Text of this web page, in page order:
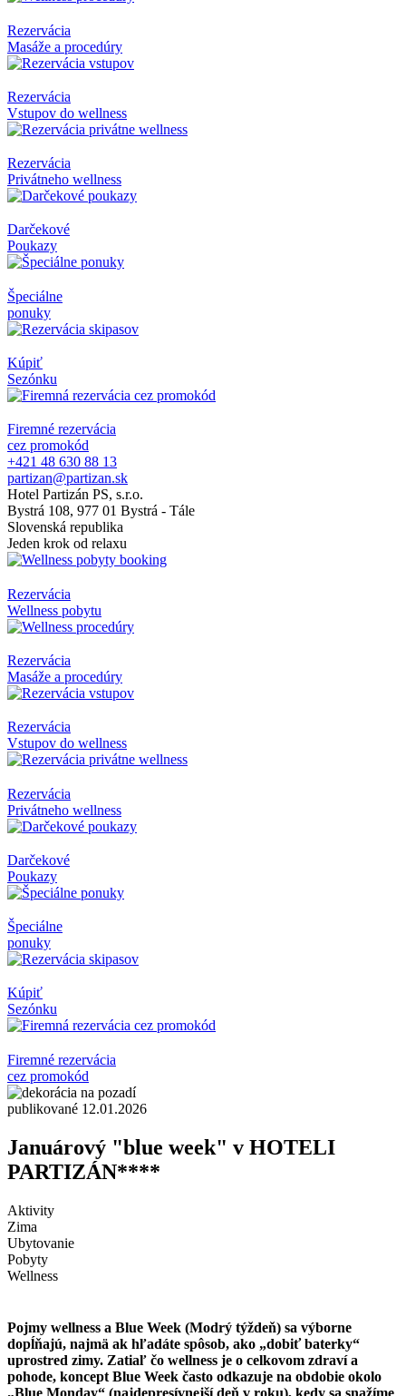
Rezervácia
Masáže a procedúry
Rezervácia
Vstupov do wellness
Rezervácia
Privátneho wellness
Darčekové
Poukazy
Špeciálne
ponuky
Kúpiť
Sezónku
Firemné rezervácia
cez promokód
+421 48 630 88 13
partizan@partizan.sk
Hotel Partizán PS, s.r.o.
Bystrá 108, 977 01 Bystrá - Tále
Slovenská republika
Jeden krok od relaxu
Rezervácia
Wellness pobytu
Rezervácia
Masáže a procedúry
Rezervácia
Vstupov do wellness
Rezervácia
Privátneho wellness
Darčekové
Poukazy
Špeciálne
ponuky
Kúpiť
Sezónku
Firemné rezervácia
cez promokód
publikované 12.01.2026
Januárový "blue week" v HOTELI
PARTIZÁN****
Aktivity
Zima
Ubytovanie
Pobyty
Wellness
Pojmy wellness a Blue Week (Modrý týždeň) sa výborne
dopĺňajú, najmä ak hľadáte spôsob, ako „dobiť baterky“
uprostred zimy. Zatiaľ čo wellness je o celkovom zdraví a
pohode, koncept Blue Week často odkazuje na obdobie okolo
„Blue Monday“ (najdepresívnejší deň v roku), kedy sa snažíme